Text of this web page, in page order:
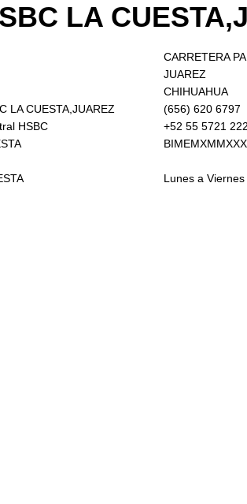
LA
CARRETERA
JUAREZ
CHIHUAHUA
LA CUESTA,JUAREZ
(656) 620 6797
HSBC
+52 55 5721
BIMEMXMMXXX
Lunes a